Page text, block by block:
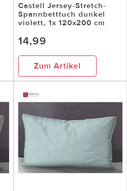
Castell Jersey-Stretch-
Spannbetttuch dunkel
violett, 1x 120x200 cm
14,99
Zum Artikel